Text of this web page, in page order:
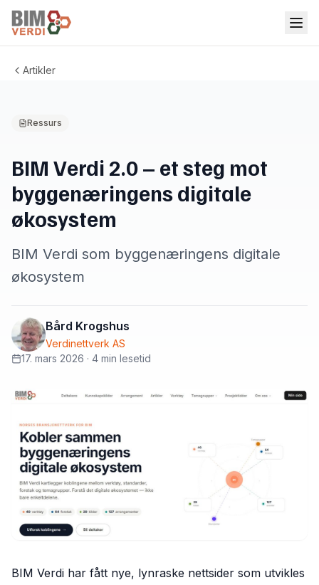
Artikler
Ressurs
BIM Verdi 2.0 – et steg mot
byggenæringens digitale
økosystem
BIM Verdi som byggenæringens digitale
økosystem
Bård Krogshus
Verdinettverk AS
17. mars 2026 · 4 min lesetid
BIM Verdi har fått nye, lynraske nettsider som utvikles